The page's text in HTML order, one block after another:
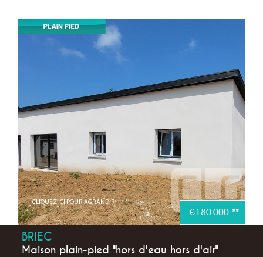
CLIQUEZ ICI POUR AGRANDIR
€180 000 **
BRIEC
Maison plain-pied "hors d'eau hors d'air"